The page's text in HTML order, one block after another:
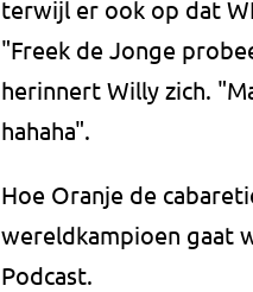
terwijl er ook op dat
"Freek de Jonge
herinnert Willy zich.
hahaha".
Hoe Oranje de
wereldkampioen gaat
Podcast.